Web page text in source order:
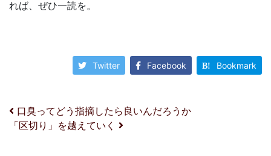
れば、ぜひ一読を。
Twitter Facebook Bookmark
投稿ナビゲーション
口臭ってどう指摘したら良いんだろうか
「区切り」を越えていく